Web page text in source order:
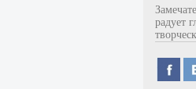
радует